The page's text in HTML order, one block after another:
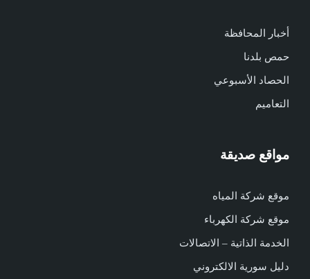
أخبار المحافظة
حمص بلدنا
الحصاد الأسبوعي
التعاميم
مواقع صديقة
موقع شركة المياه
موقع شركة الكهرباء
الخدمة الذاتية – الاتصالات
دليل سورية الالكتروني